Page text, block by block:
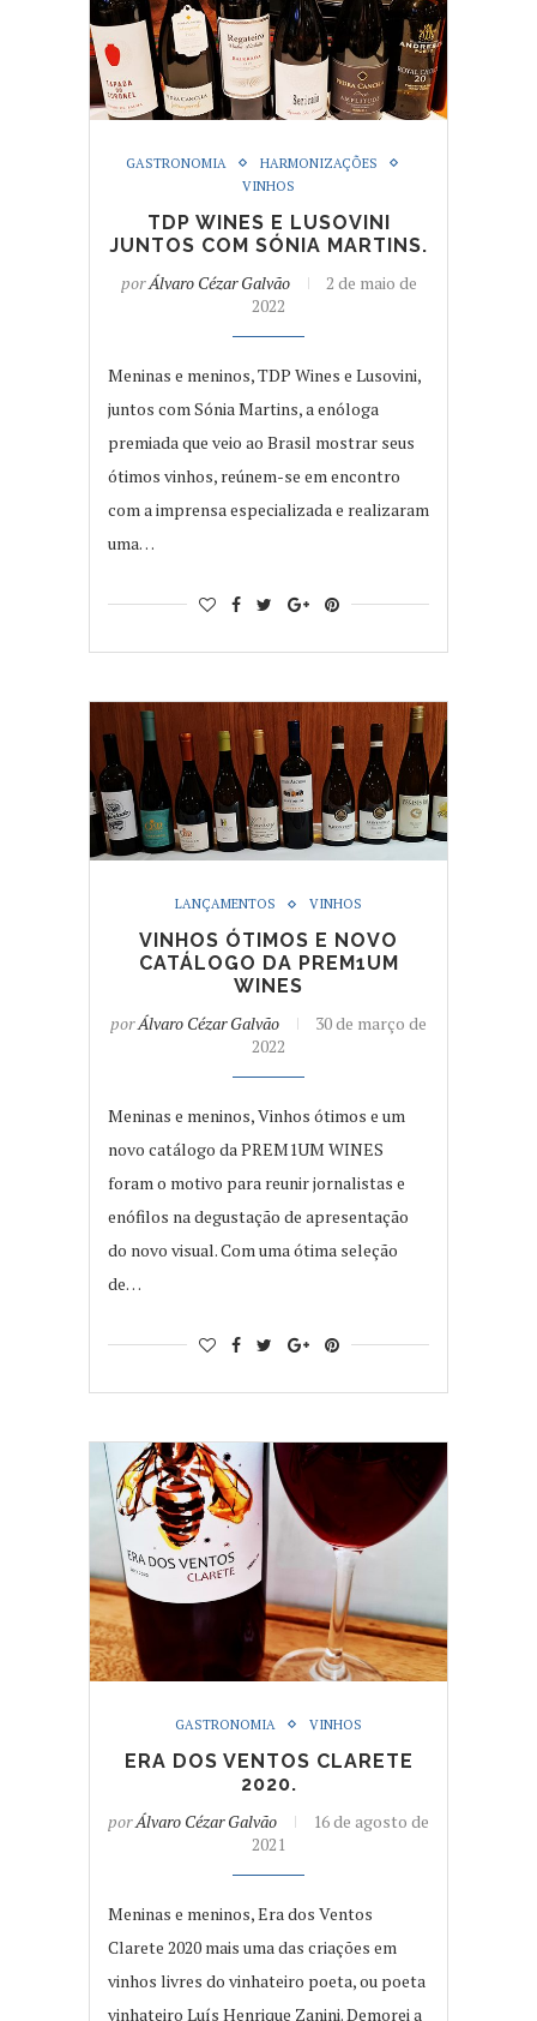
GASTRONOMIA
HARMONIZAÇÕES
VINHOS
TDP WINES E LUSOVINI
JUNTOS COM SÓNIA MARTINS.
porÁlvaro Cézar Galvão
2 de maio de
2022
Meninas e meninos, TDP Wines e Lusovini,
juntos com Sónia Martins, a enóloga
premiada que veio ao Brasil mostrar seus
ótimos vinhos, reúnem-se em encontro
com a imprensa especializada e realizaram
uma…
LANÇAMENTOS VINHOS
VINHOS ÓTIMOS E NOVO
CATÁLOGO DA PREM1UM
WINES
porÁlvaro Cézar Galvão
30 de março de
2022
Meninas e meninos, Vinhos ótimos e um
novo catálogo da PREM1UM WINES
foram o motivo para reunir jornalistas e
enófilos na degustação de apresentação
do novo visual. Com uma ótima seleção
de…
GASTRONOMIA VINHOS
ERA DOS VENTOS CLARETE
2020.
porÁlvaro Cézar Galvão
16 de agosto de
2021
Meninas e meninos, Era dos Ventos
Clarete 2020 mais uma das criações em
vinhos livres do vinhateiro poeta, ou poeta
vinhateiro Luís Henrique Zanini. Demorei a